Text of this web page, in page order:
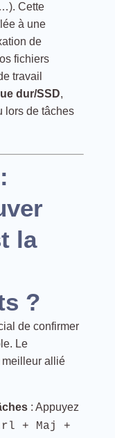
Cette
à une
de
fichiers
travail
dur/SSD,
lors de tâches
la
?
de confirmer
Le
allié
: Appuyez
+ Maj +